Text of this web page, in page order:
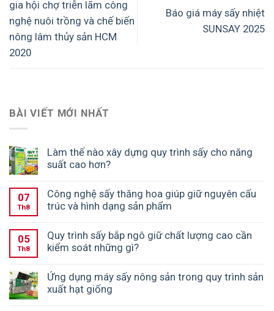
BÀI VIẾT MỚI NHẤT
Làm thế nào xây dựng quy trình sấy cho năng
suất cao hơn?
07
Th8
Công nghệ sấy thăng hoa giúp giữ nguyên cấu
trúc và hình dạng sản phẩm
05
Th8
Quy trình sấy bắp ngô giữ chất lượng cao cần
kiểm soát những gì?
Ứng dụng máy sấy nông sản trong quy trình sản
xuất hạt giống
gia hội chợ triễn lãm công
nghệ nuôi trồng và chế biến
nông lâm thủy sản HCM
2020
Báo giá máy sấy nhiệt
SUNSAY 2025